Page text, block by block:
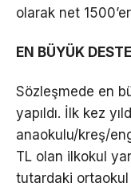
olarak net
EN BÜYÜK
Sözleşmede en
yapıldı. İlk kez
anaokulu/kreş/
TL olan ilkokul
tutardaki ortaokul